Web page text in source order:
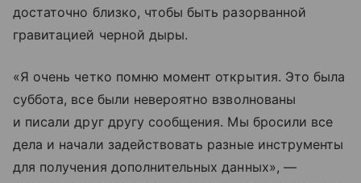
достаточно близко, чтобы быть разорванной
гравитацией черной дыры.
«Я очень четко помню момент открытия. Это была
суббота, все были невероятно взволнованы
и писали друг другу сообщения. Мы бросили все
дела и начали задействовать разные инструменты
для получения дополнительных данных», —